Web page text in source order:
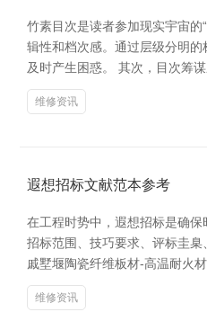
竹素目次是读者参加现实宇宙
辑性和档次感。通过层级分明
及时产生困惑。 其次，目次筹
维修资讯
遐想招标文献范本参考
在工程时势中，遐想招标是确
招标范围、技巧要求、评标圭
戚墅堰陶瓷纤维板材-高温耐火
维修资讯